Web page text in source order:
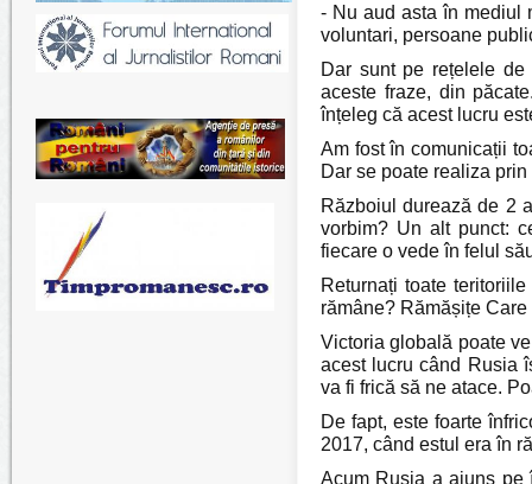
- Nu aud asta în mediul
voluntari, persoane
Dar sunt pe rețelele
aceste fraze, din
înțeleg că acest lucru
Am fost în comunicații
Dar se poate realiza
Războiul durează de 2
vorbim? Un alt punct:
fiecare o vede în felul
Returnați toate
rămâne? Rămășițe
Victoria globală poate
acest lucru când Rusia
va fi frică să ne atace.
De fapt, este foarte
2017, când estul era în
Acum Rusia a ajuns pe